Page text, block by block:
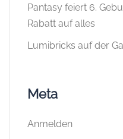
Pantasy feiert 6.
Rabatt auf alles
Lumibricks auf der
Meta
Anmelden